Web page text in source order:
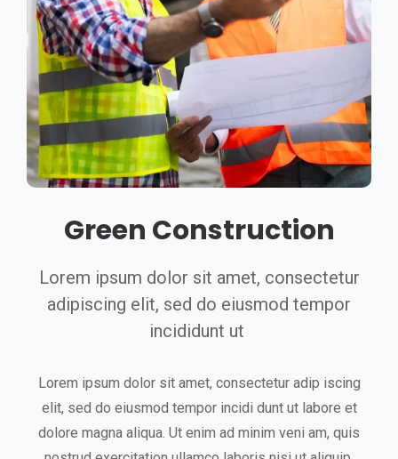
Green Construction
Lorem ipsum dolor sit amet, consectetur
adipiscing elit, sed do eiusmod tempor
incididunt ut
Lorem ipsum dolor sit amet, consectetur adip iscing
elit, sed do eiusmod tempor incidi dunt ut labore et
dolore magna aliqua. Ut enim ad minim veni am, quis